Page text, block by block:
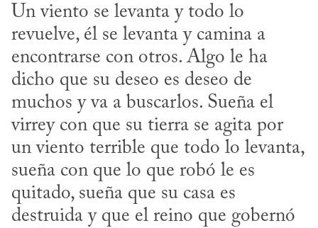
Un viento se levanta y todo lo
revuelve, él se levanta y camina a
encontrarse con otros. Algo le ha
dicho que su deseo es deseo de
muchos y va a buscarlos. Sueña el
virrey con que su tierra se agita por
un viento terrible que todo lo levanta,
sueña con que lo que robó le es
quitado, sueña que su casa es
destruida y que el reino que gobernó